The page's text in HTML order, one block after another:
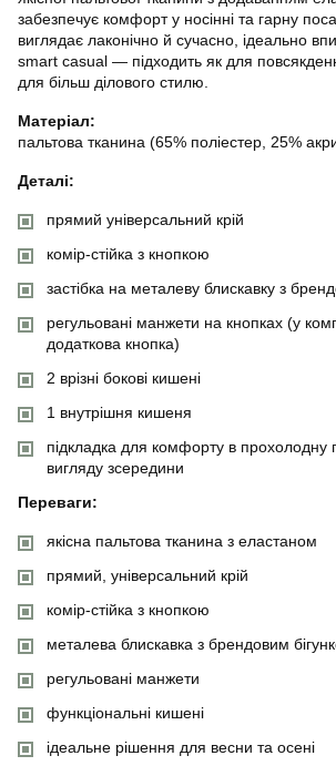
забезпечує комфорт у носінні та гарну
виглядає лаконічно й сучасно, ідеально
smart casual — підходить як для
для більш ділового стилю.
Матеріал:
пальтова тканина (65% поліестер, 25%
Деталі:
прямий універсальний крій
комір-стійка з кнопкою
застібка на металеву блискавку з
регульовані манжети на кнопках (у
додаткова кнопка)
2 врізні бокові кишені
1 внутрішня кишеня
підкладка для комфорту в прохолодну
вигляду зсередини
Переваги:
якісна пальтова тканина з еластаном
прямий, універсальний крій
комір-стійка з кнопкою
металева блискавка з брендовим
регульовані манжети
функціональні кишені
ідеальне рішення для весни та осені